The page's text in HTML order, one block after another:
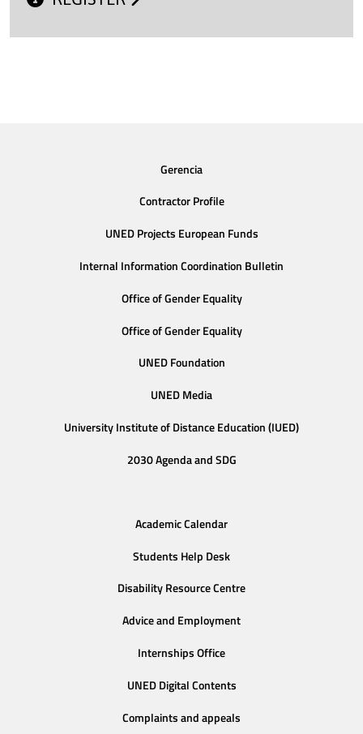
Gerencia
Contractor Profile
UNED Projects European Funds
Internal Information Coordination Bulletin
Office of Gender Equality
Office of Gender Equality
UNED Foundation
UNED Media
University Institute of Distance Education (IUED)
2030 Agenda and SDG
Academic Calendar
Students Help Desk
Disability Resource Centre
Advice and Employment
Internships Office
UNED Digital Contents
Complaints and appeals